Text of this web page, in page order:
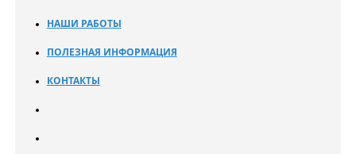
НАШИ РАБОТЫ
ПОЛЕЗНАЯ ИНФОРМАЦИЯ
КОНТАКТЫ